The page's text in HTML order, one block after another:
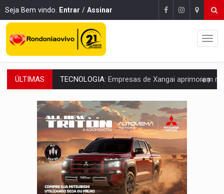
Seja Bem vindo. Entrar / Assinar
ÚLTIMAS PROTEGE A TERRA:China descobre como explodir asteroide com bomba
VÍDEO:Motociclista morre após bater na traseira de
PARECE UM NUGGET:Essa receita com frango virou o meu
EMPREENDEDORISMO:7 negócios que podem começar com pouco dinheiro e
GIGANTE DA AMÉRICA:Brasil reúne dimensão continental e posição
INDEPENDÊNCIA:10 dicas importantes para quem quer